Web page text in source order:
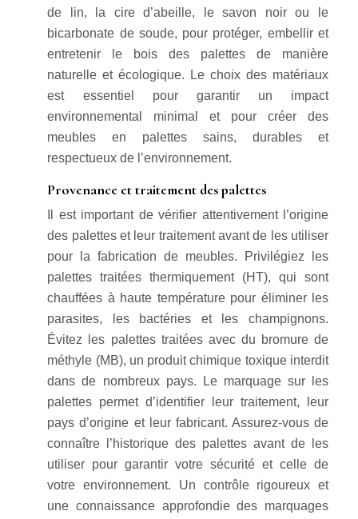
de lin, la cire d’abeille, le savon noir ou le
bicarbonate de soude, pour protéger, embellir et
entretenir le bois des palettes de manière
naturelle et écologique. Le choix des matériaux
est essentiel pour garantir un impact
environnemental minimal et pour créer des
meubles en palettes sains, durables et
respectueux de l’environnement.
Provenance et traitement des palettes
Il est important de vérifier attentivement l’origine
des palettes et leur traitement avant de les utiliser
pour la fabrication de meubles. Privilégiez les
palettes traitées thermiquement (HT), qui sont
chauffées à haute température pour éliminer les
parasites, les bactéries et les champignons.
Évitez les palettes traitées avec du bromure de
méthyle (MB), un produit chimique toxique interdit
dans de nombreux pays. Le marquage sur les
palettes permet d’identifier leur traitement, leur
pays d’origine et leur fabricant. Assurez-vous de
connaître l’historique des palettes avant de les
utiliser pour garantir votre sécurité et celle de
votre environnement. Un contrôle rigoureux et
une connaissance approfondie des marquages